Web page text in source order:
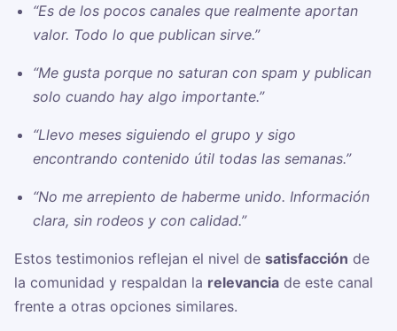
“Es de los pocos canales que realmente aportan
valor. Todo lo que publican sirve.”
“Me gusta porque no saturan con spam y publican
solo cuando hay algo importante.”
“Llevo meses siguiendo el grupo y sigo
encontrando contenido útil todas las semanas.”
“No me arrepiento de haberme unido. Información
clara, sin rodeos y con calidad.”
Estos testimonios reflejan el nivel de satisfacción de
la comunidad y respaldan la relevancia de este canal
frente a otras opciones similares.